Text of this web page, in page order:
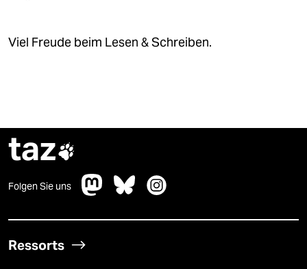
Viel Freude beim Lesen & Schreiben.
taz
Folgen Sie uns
Ressorts